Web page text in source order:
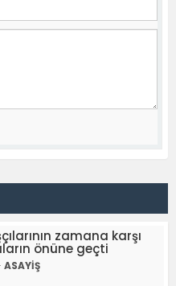
zamana karşı
önüne geçti
ASAYİŞ